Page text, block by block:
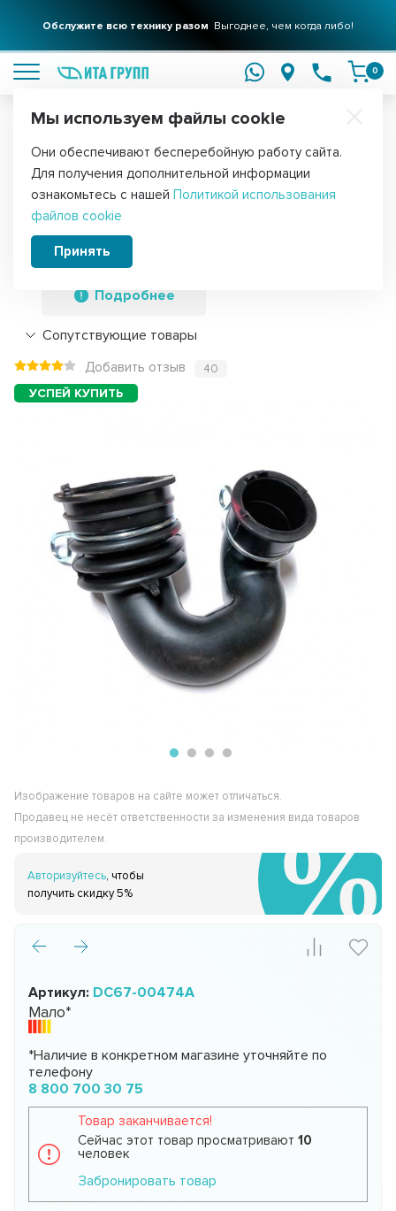
Обслужите всю технику разом Выгоднее, чем когда либо!
0
Главная Запчасти для стиральных машин Патрубки для
Заливной патрубок для стиральной
машины Samsung Digital invertor, Eco
Bubble дозатор-бак, DC67-00474A
Подробнее
Сопутствующие товары
Добавить отзыв 40
Изображение товаров на сайте может отличаться.
Продавец не несёт ответственности за изменения вида товаров
производителем.
Авторизуйтесь, чтобы
получить скидку 5%
Артикул: DC67-00474A
Мало*
*Наличие в конкретном магазине уточняйте по
телефону
8 800 700 30 75
Товар заканчивается!
Сейчас этот товар просматривают 10
человек
Забронировать товар
Мы используем файлы cookie
Они обеспечивают бесперебойную работу сайта.
Для получения дополнительной информации
ознакомьтесь с нашей Политикой использования
файлов cookie
Принять